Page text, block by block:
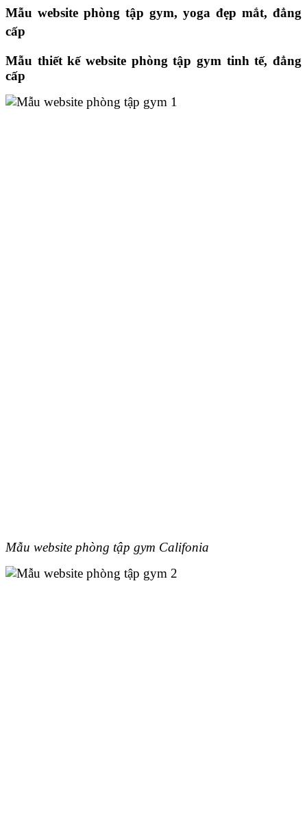
Mẫu website phòng tập gym, yoga đẹp mắt, đẳng
cấp
Mẫu thiết kế website phòng tập gym tinh tế, đẳng
cấp
Mẫu website phòng tập gym Califonia